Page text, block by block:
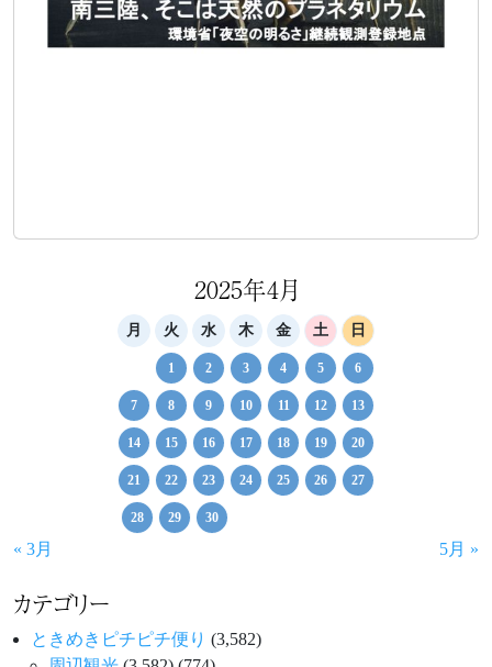
2025年4月
月 火 水 木 金 土 日
1 2 3 4 5 6
7 8 9 10 11 12 13
14 15 16 17 18 19 20
21 22 23 24 25 26 27
28 29 30
« 3月 5月 »
カテゴリー
ときめきピチピチ便り (3,582)